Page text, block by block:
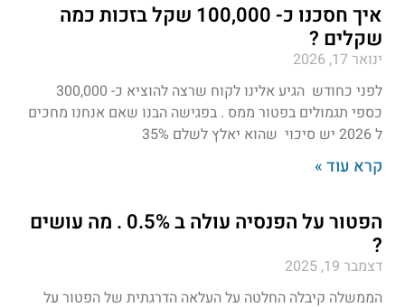
איך חסכנו כ- 100,000 שקל בזכות כמה
שקלים ?
ינואר 17, 2026
לפני כחודש הגיע אלינו לקוח שרצה להוציא כ- 300,000
כספי תגמולים בפטור ממס . בפגישה הבנו שאם אנחנו מחכים
ל 2026 יש סיכוי שהוא יאלץ לשלם 35%
קרא עוד »
הפטור על הפנסיה עולה ב 0.5% . מה עושים
?
דצמבר 19, 2025
הממשלה קיבלה החלטה על העלאה הדרגתית של הפטור על